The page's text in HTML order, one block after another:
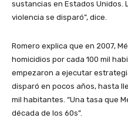
sustancias en Estados Unidos.
violencia se disparó”, dice.
Romero explica que en 2007,
homicidios por cada 100 mil
empezaron a ejecutar
disparó en pocos años, hasta
mil habitantes. “Una tasa que
década de los 60s”.